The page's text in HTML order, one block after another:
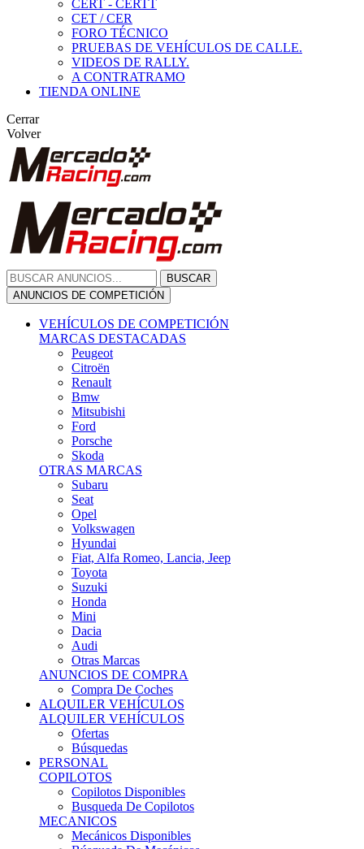
CERT - CERTT
CET / CER
FORO TÉCNICO
PRUEBAS DE VEHÍCULOS DE CALLE.
VIDEOS DE RALLY.
A CONTRATRAMO
TIENDA ONLINE
Cerrar
Volver
BUSCAR
ANUNCIOS DE COMPETICIÓN
VEHÍCULOS DE COMPETICIÓN
MARCAS DESTACADAS
Peugeot
Citroën
Renault
Bmw
Mitsubishi
Ford
Porsche
Skoda
OTRAS MARCAS
Subaru
Seat
Opel
Volkswagen
Hyundai
Fiat, Alfa Romeo, Lancia, Jeep
Toyota
Suzuki
Honda
Mini
Dacia
Audi
Otras Marcas
ANUNCIOS DE COMPRA
Compra De Coches
ALQUILER VEHÍCULOS
ALQUILER VEHÍCULOS
Ofertas
Búsquedas
PERSONAL
COPILOTOS
Copilotos Disponibles
Busqueda De Copilotos
MECANICOS
Mecánicos Disponibles